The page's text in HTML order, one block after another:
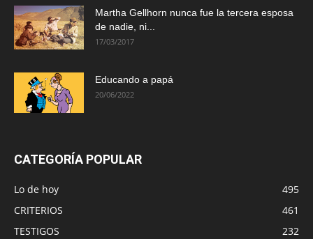
Martha Gellhorn nunca fue la tercera esposa
de nadie, ni...
17/03/2017
Educando a papá
20/06/2022
CATEGORÍA POPULAR
Lo de hoy
495
CRITERIOS
461
TESTIGOS
232